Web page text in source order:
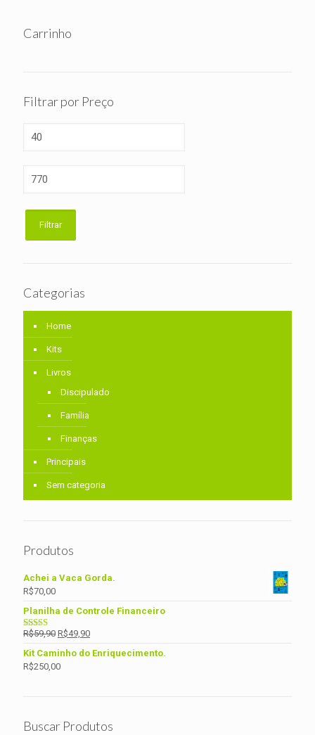
Carrinho
Filtrar por Preço
mínimo
máximo
Filtrar
Categorias
Home
Kits
Livros
Discipulado
Família
Finanças
Principais
Sem categoria
Produtos
Achei a Vaca Gorda.
R$70,00
Planilha de Controle Financeiro
Avaliação
R$59,90 Original
was:
R$59,90.
R$49,90Current
is:
Kit Caminho do Enriquecimento.
R$250,00
Buscar Produtos